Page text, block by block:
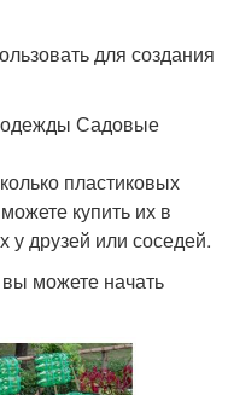
для создания
Садовые
пластиковых
купить их в
у друзей или соседей.
вы можете начать